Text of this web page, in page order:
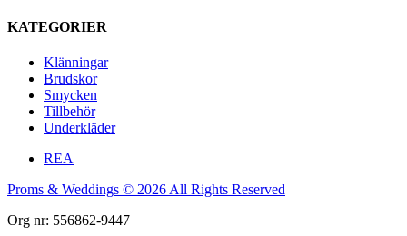
KATEGORIER
Klänningar
Brudskor
Smycken
Tillbehör
Underkläder
REA
Proms & Weddings © 2026 All Rights Reserved
Org nr: 556862-9447